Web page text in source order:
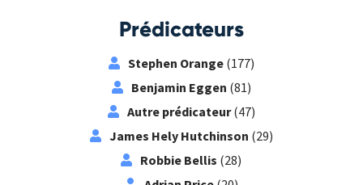
Prédicateurs
Stephen Orange(177)
Benjamin Eggen (81)
Autre prédicateur(47)
James Hely Hutchinson (29)
Robbie Bellis (28)